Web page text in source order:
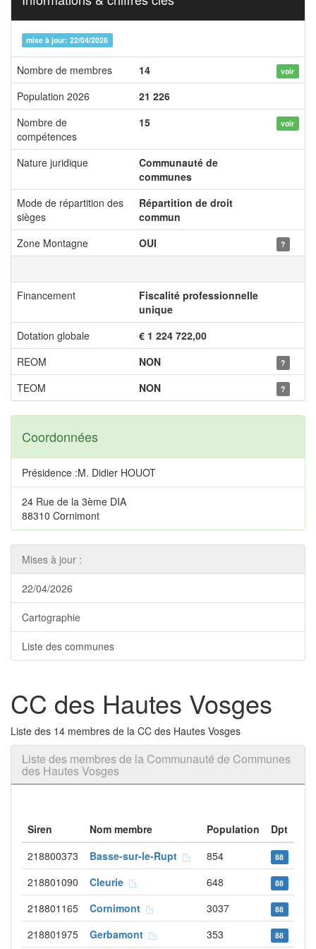
mise à jour: 22/04/2026
Nombre de membres 14 voir
Population 2026
21 226
Nombre de
compétences
15 voir
Nature juridique
Communauté de
communes
Mode de répartition des
sièges
Répartition de droit
commun
Zone Montagne
OUI ?
Financement
Fiscalité professionnelle
unique
Dotation globale
€ 1 224 722,00
REOM
NON ?
TEOM NON ?
Coordonnées
Présidence :M. Didier HOUOT
24 Rue de la 3ème DIA
88310 Cornimont
Mises à jour :
22/04/2026
Cartographie
Liste des communes
CC des Hautes Vosges
Liste des 14 membres de la CC des Hautes Vosges
Liste des membres de la Communauté de Communes
des Hautes Vosges
Siren Nom membre Population
Dpt
218800373
Basse-sur-le-Rupt 854 88
218801090 Cleurie 648 88
218801165 Cornimont 3037 88
218801975 Gerbamont 353 88